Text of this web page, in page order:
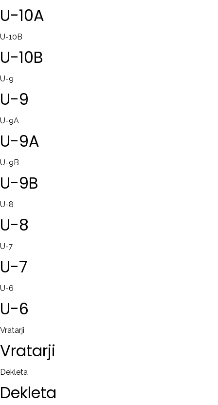
U-10A
U-10B
U-10B
U-9
U-9
U-9A
U-9A
U-9B
U-9B
U-8
U-8
U-7
U-7
U-6
U-6
Vratarji
Vratarji
Dekleta
Dekleta